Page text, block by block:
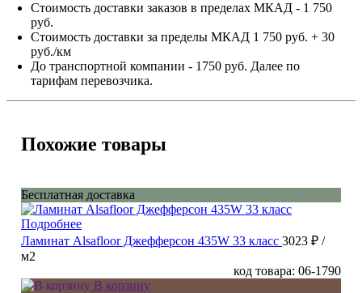
Стоимость доставки заказов в пределах МКАД - 1 750
руб.
Стоимость доставки за пределы МКАД 1 750 руб. + 30
руб./км
До транспортной компании - 1750 руб. Далее по
тарифам перевозчика.
Похожие товары
Бесплатная доставка
Подробнее
Ламинат Alsafloor Джефферсон 435W 33 класс 3023 ₽ /
м2
код товара: 06-1790
В корзину